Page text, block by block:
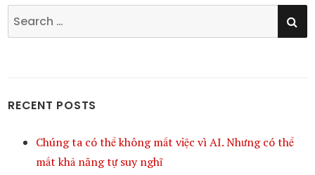
Search
for:
RECENT POSTS
Chúng ta có thể không mất việc vì AI. Nhưng có thể
mất khả năng tự suy nghĩ